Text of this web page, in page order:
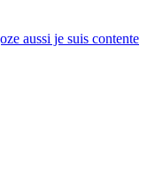
aussi je suis contente